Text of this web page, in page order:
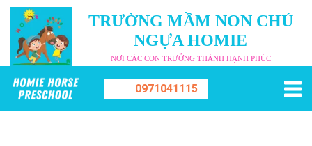
TRƯỜNG MẦM NON CHÚ
NGỰA HOMIE
NƠI CÁC CON TRƯỞNG THÀNH HẠNH PHÚC
0971041115